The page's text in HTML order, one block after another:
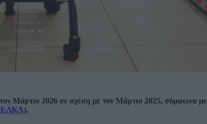
Μάρτιο 2026 σε σχέση με τον Μάρτιο 2025, σύμφωνα με